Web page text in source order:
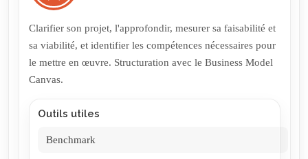
Clarifier son projet, l'approfondir, mesurer sa faisabilité et
sa viabilité, et identifier les compétences nécessaires pour
le mettre en œuvre. Structuration avec le Business Model
Canvas.
Outils utiles
Benchmark